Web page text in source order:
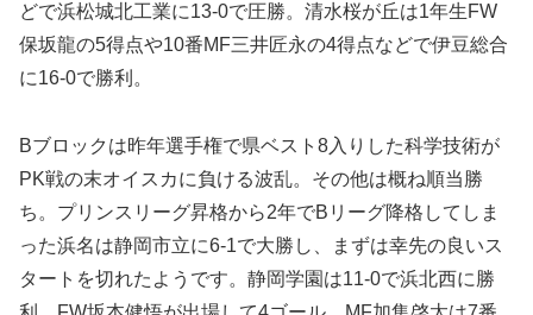
どで浜松城北工業に13-0で圧勝。清水桜が丘は1年生FW
保坂龍の5得点や10番MF三井匠永の4得点などで伊豆総合
に16-0で勝利。
Bブロックは昨年選手権で県ベスト8入りした科学技術が
PK戦の末オイスカに負ける波乱。その他は概ね順当勝
ち。プリンスリーグ昇格から2年でBリーグ降格してしま
った浜名は静岡市立に6-1で大勝し、まずは幸先の良いス
タートを切れたようです。静岡学園は11-0で浜北西に勝